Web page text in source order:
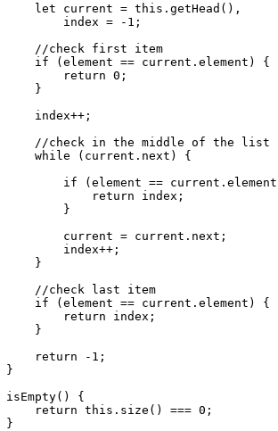
let current = this . getHead (),
index = -
1 ;
//check first item
if (element == current. element ) {
return 0 ;
}
index++;
//check in the middle of the list
while (current. next ) {
if (element == current. element
return index;
}
current = current.
next ;
index++;
}
//check last item
if (element == current. element ) {
return index;
}
return - 1 ;
}
isEmpty( ) {
return this . size () === 0 ;
}